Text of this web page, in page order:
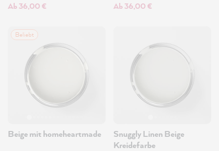
Ab 36,00 € Ab 36,00 €
Beliebt
Beige mit homeheartmade
Snuggly Linen Beige
Kreidefarbe